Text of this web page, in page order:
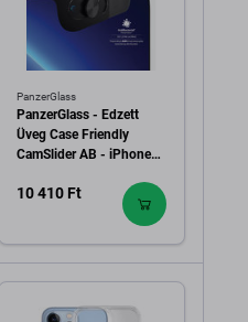
PanzerGlass
PanzerGlass - Edzett
Üveg Case Friendly
CamSlider AB - iPhone
fekete
10 410 Ft